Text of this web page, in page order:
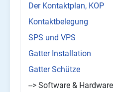
Der Kontaktplan, KOP
Kontaktbelegung
SPS und VPS
Gatter Installation
Gatter Schütze
--> Software & Hardware